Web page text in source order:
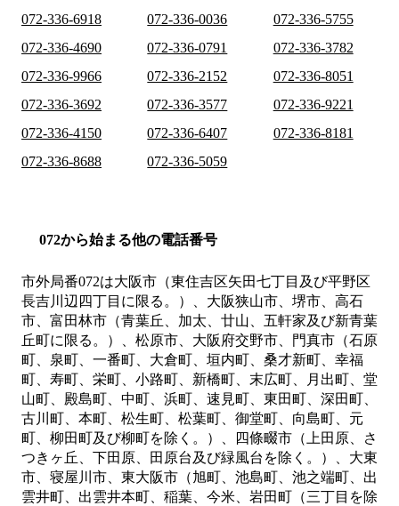
072-336-6918
072-336-0036
072-336-5755
072-336-4690
072-336-0791
072-336-3782
072-336-9966
072-336-2152
072-336-8051
072-336-3692
072-336-3577
072-336-9221
072-336-4150
072-336-6407
072-336-8181
072-336-8688
072-336-5059
072から始まる他の電話番号
市外局番072は大阪市（東住吉区矢田七丁目及び平野区
長吉川辺四丁目に限る。）、大阪狭山市、堺市、高石
市、富田林市（青葉丘、加太、廿山、五軒家及び新青葉
丘町に限る。）、松原市、大阪府交野市、門真市（石原
町、泉町、一番町、大倉町、垣内町、桑才新町、幸福
町、寿町、栄町、小路町、新橋町、末広町、月出町、堂
山町、殿島町、中町、浜町、速見町、東田町、深田町、
古川町、本町、松生町、松葉町、御堂町、向島町、元
町、柳田町及び柳町を除く。）、四條畷市（上田原、さ
つきヶ丘、下田原、田原台及び緑風台を除く。）、大東
市、寝屋川市、東大阪市（旭町、池島町、池之端町、出
雲井町、出雲井本町、稲葉、今米、岩田町（三丁目を除